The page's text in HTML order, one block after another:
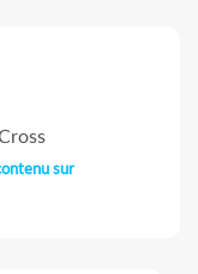
sur